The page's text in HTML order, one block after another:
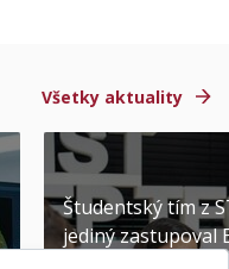
Všetky aktuality
Študentský tím z
jediný zastupoval